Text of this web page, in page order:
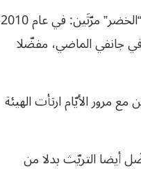
ودرّب منتخب أوزباكستان التقني السلوفيني الشهير سريكو كاتانيتش (واجه “الخضر” مرّتَين: في عام 2010
أن يستقيل في جانفي الماضي، مفضّلا
التقني المحلي تيمور كابادزه (43 سنة)، ولكن مع مرور الأيّام ارتأت الهيئة
أيضا التريّث بدلا من